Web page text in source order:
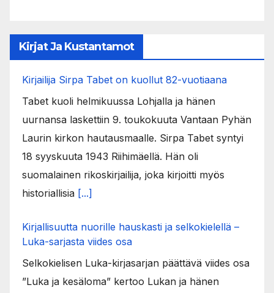
Kirjat Ja Kustantamot
Kirjailija Sirpa Tabet on kuollut 82-vuotiaana
Tabet kuoli helmikuussa Lohjalla ja hänen
uurnansa laskettiin 9. toukokuuta Vantaan Pyhän
Laurin kirkon hautausmaalle. Sirpa Tabet syntyi
18 syyskuuta 1943 Riihimäellä. Hän oli
suomalainen rikoskirjailija, joka kirjoitti myös
historiallisia [...]
Kirjallisuutta nuorille hauskasti ja selkokielellä –
Luka-sarjasta viides osa
Selkokielisen Luka-kirjasarjan päättävä viides osa
”Luka ja kesäloma” kertoo Lukan ja hänen